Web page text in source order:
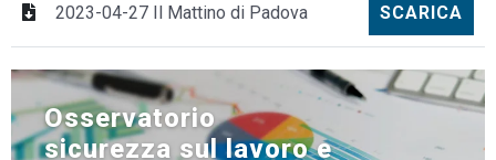
2023-04-27 Il Mattino di Padova SCARICA
Osservatorio
sicurezza sul lavoro e